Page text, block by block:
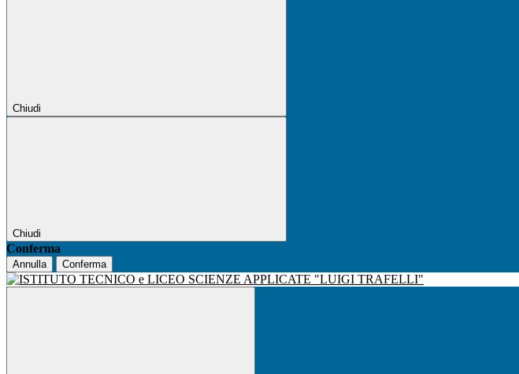
Chiudi
Chiudi
Conferma
Annulla Conferma